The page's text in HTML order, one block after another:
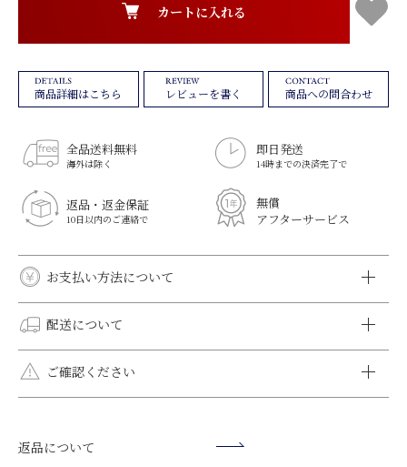
カートに入れる
商品詳細はこちら レビューを書く 商品への問合わせ
全品送料無料
海外は除く
即日発送
14時までの決済完了で
返品・返金保証
10日以内のご連絡で
無償
アフターサービス
お支払い方法について
VISA、MASTER、DINERS、AMEX、JCBがご利用いただけま
す。
ご入金確認後の発送となります。お届け日をご指定いただいてい
配送について
オプションラッピング（有料ラッピング）はメール便をご選択
いただけません。メール便をご選択いただいた場合でも宅配
日時指定をされない方がより早く到着します。日時指定をされ
ご確認ください
シルバー925や10K・14K・18K素材は"柔らかく・曲がりやす
返品について